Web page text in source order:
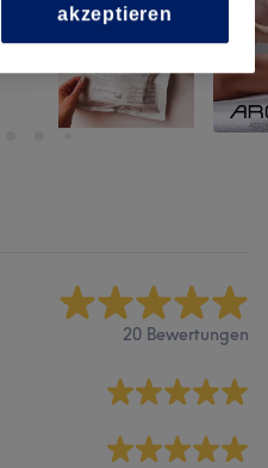
20 Bewertungen
akzeptieren